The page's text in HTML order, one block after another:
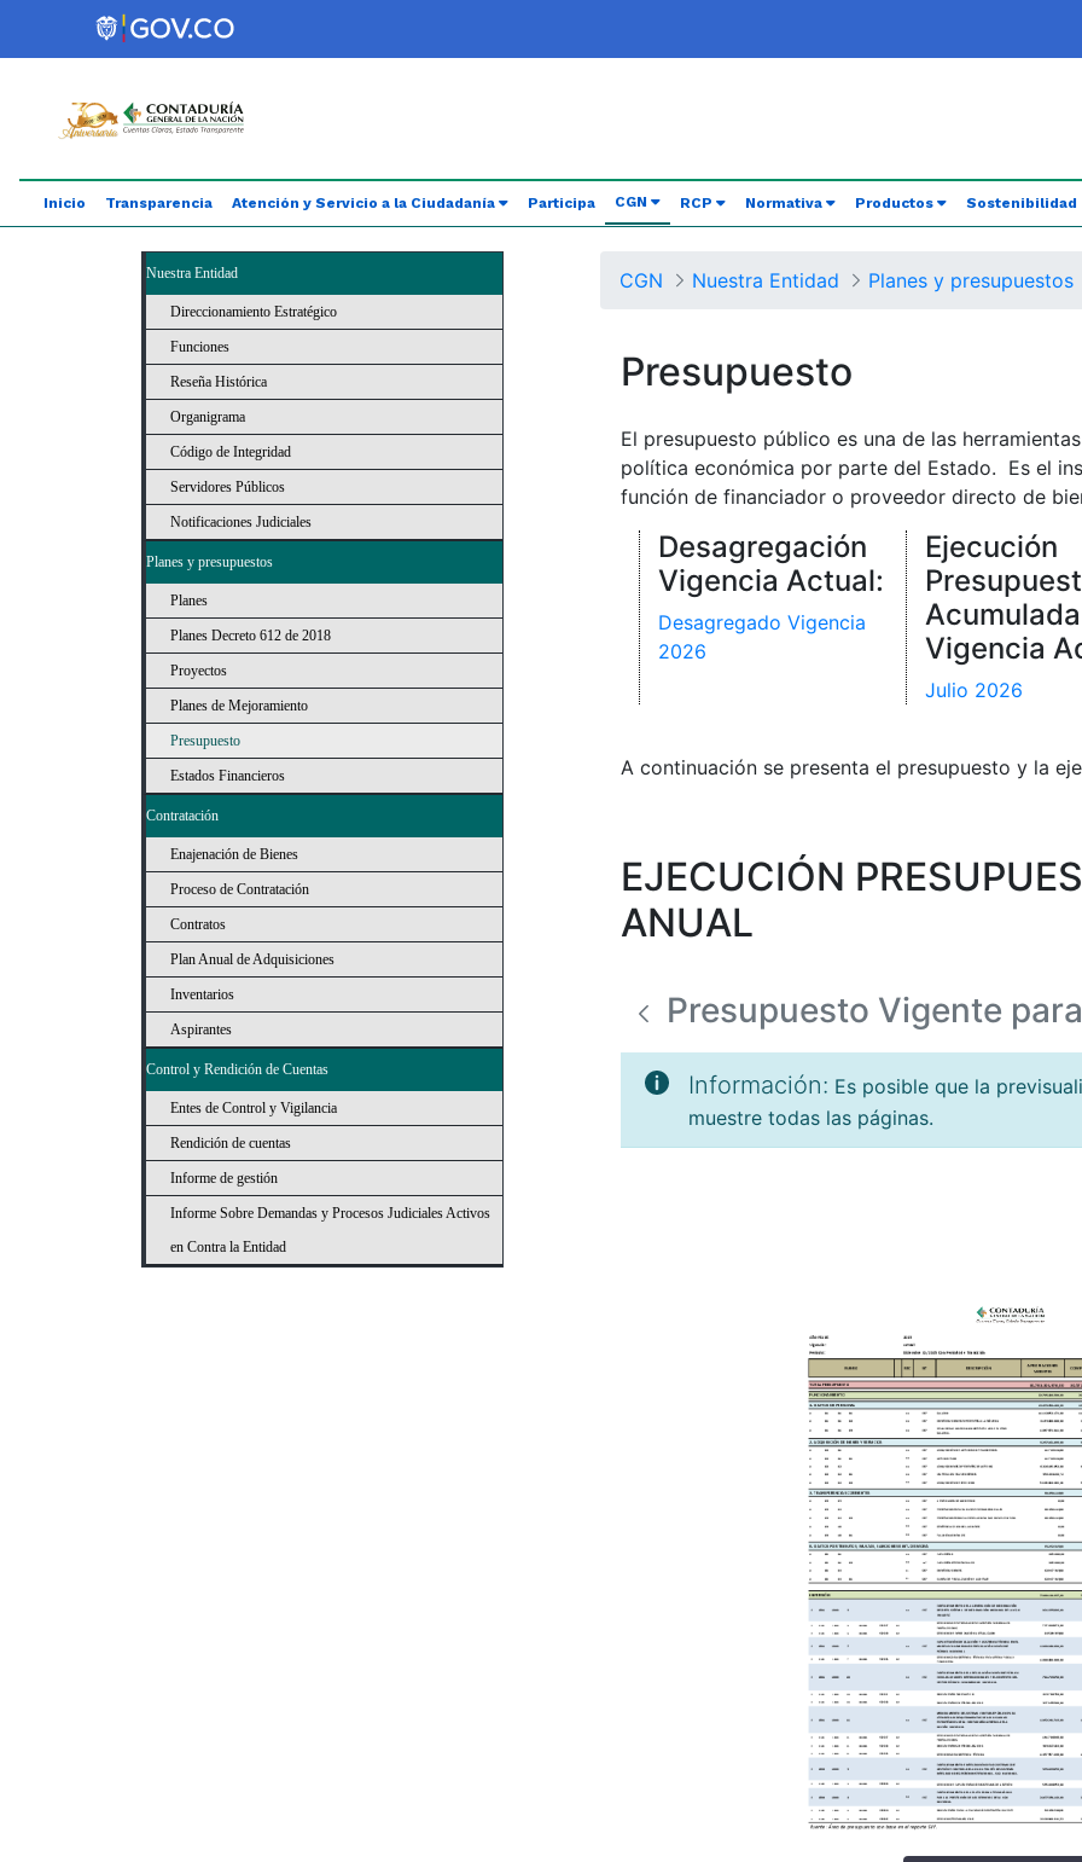
Saltar al contenido principal
Abrir menú de accesibilidad
Inicio Transparencia Atención y Servicio a la Ciudadanía Participa CGN (current)
RCP Normativa Productos Sostenibilidad
Nuestra Entidad
Direccionamiento Estratégico
Funciones
Reseña Histórica
Organigrama
Código de Integridad
Servidores Públicos
Notificaciones Judiciales
Planes y presupuestos
Planes
Planes Decreto 612 de 2018
Proyectos
Planes de Mejoramiento
Presupuesto
Estados Financieros
Contratación
Enajenación de Bienes
Proceso de Contratación
Contratos
Plan Anual de Adquisiciones
Inventarios
Aspirantes
Control y Rendición de Cuentas
Entes de Control y Vigilancia
Rendición de cuentas
Informe de gestión
Informe Sobre Demandas y Procesos Judiciales Activos
en Contra la Entidad
CGN Nuestra Entidad Planes y presupuestos
Presupuesto
El presupuesto público es una de las
política económica por parte del Estado. Es el
función de financiador o proveedor directo de
Desagregación
Vigencia Actual:
Desagregado Vigencia
2026
Ejecución
Vigencia
Julio 2026
A continuación se presenta el presupuesto y la
EJECUCIÓN
ANUAL
Presupuesto Vigente
Información: Es posible que la
muestre todas las páginas.